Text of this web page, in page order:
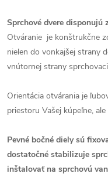
Sprchové dvere disponujú
Otváranie je konštrukčne
nielen do vonkajšej strany
vnútornej strany
Orientácia otvárania je
priestoru Vašej kúpeľne,
Pevné bočné diely sú
dostatočné stabilizuje
inštalovať na sprchovú